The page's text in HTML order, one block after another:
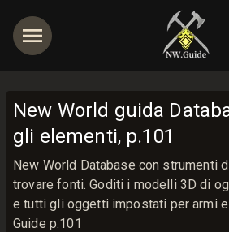
New World guida
gli elementi, p.101
New World Database con strumenti
trovare fonti. Goditi i modelli 3D di
e tutti gli oggetti impostati per armi
Guide p.101